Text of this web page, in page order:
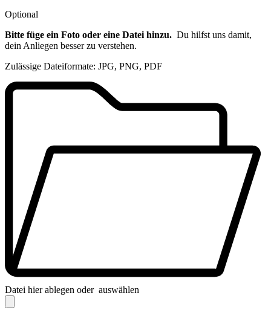
Optional
Bitte füge ein Foto oder eine Datei hinzu. Du hilfst uns damit,
dein Anliegen besser zu verstehen.
Zulässige Dateiformate: JPG, PNG, PDF
Datei hier ablegen oder auswählen